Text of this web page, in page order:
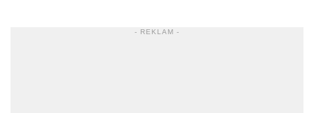
- REKLAM -